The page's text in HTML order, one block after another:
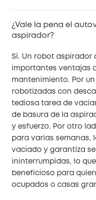
¿Vale la pena el
aspirador?
Sí. Un robot aspirador
importantes ventajas
mantenimiento. Por
robotizadas con
tediosa tarea de
de basura de la
y esfuerzo. Por otro
para varias semanas,
vaciado y garantiza
ininterrumpidas, lo
beneficioso para
ocupados o casas